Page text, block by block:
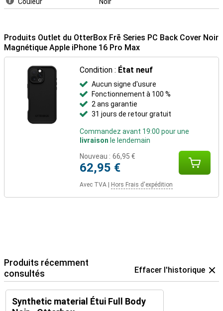
Produits Outlet du OtterBox Frē Series PC Back Cover Noir
Magnétique Apple iPhone 16 Pro Max
Condition : État neuf
Aucun signe d'usure
Fonctionnement à 100 %
2 ans garantie
31 jours de retour gratuit
Commandez avant 19:00 pour une
livraison le lendemain
Nouveau : 66,95 €
62,95 €
Avec TVA Hors Frais d'expédition
Produits récemment
consultés
Effacer l'historique
Synthetic material Étui Full Body